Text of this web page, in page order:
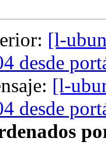
[l-
desde
[l-
desde